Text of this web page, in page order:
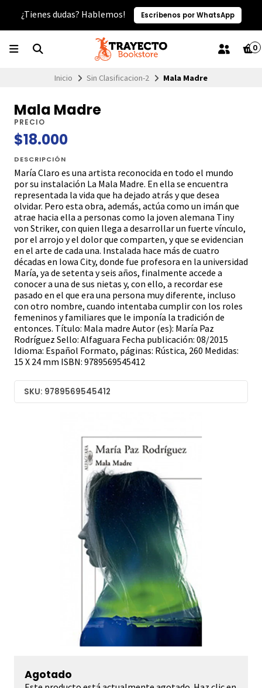
¿Tienes dudas? Hablemos! Escríbenos por WhatsApp
0
Inicio Sin Clasificacion-2 Mala Madre
Mala Madre
PRECIO
$18.000
DESCRIPCIÓN
María Claro es una artista reconocida en todo el mundo
por su instalación La Mala Madre. En ella se encuentra
representada la vida que ha dejado atrás y que desea
olvidar. Pero esta obra, además, actúa como un imán que
atrae hacia ella a personas como la joven alemana Tiny
von Striker, con quien llega a desarrollar un fuerte vínculo,
por el arrojo y el dolor que comparten, y que se evidencian
en el arte de cada una. Instalada hace más de cuatro
décadas en Iowa City, donde fue profesora en la universidad
María, ya de setenta y seis años, finalmente accede a
conocer a una de sus nietas y, con ello, a recordar ese
pasado en el que era una persona muy diferente, incluso
con otro nombre, cuando intentaba cumplir con los roles
femeninos y familiares que le imponía la tradición de
entonces. Título: Mala madre Autor (es): María Paz
Rodríguez Sello: Alfaguara Fecha publicación: 08/2015
Idioma: Español Formato, páginas: Rústica, 260 Medidas:
15 X 24 mm ISBN: 9789569545412
SKU: 9789569545412
Agotado